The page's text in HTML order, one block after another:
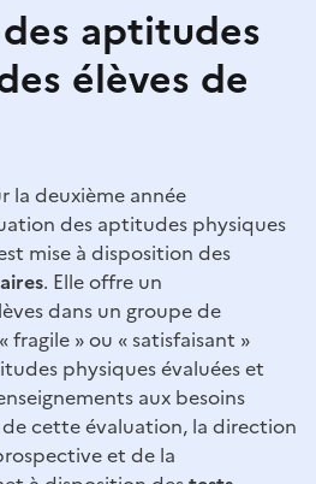
aptitudes
élèves de
la deuxième année
des aptitudes physiques
mise à disposition des
. Elle offre un
dans un groupe de
fragile » ou « satisfaisant »
physiques évaluées et
aux besoins
cette évaluation, la direction
et de la